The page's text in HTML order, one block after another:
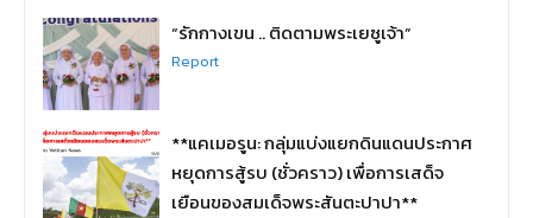
“รักกางเขน .. ติดตามพระเยซูเจ้า”
Report
**แคเมอรูน: กลุ่มแบ่งแยกดินแดนประกาศ
หยุดการสู้รบ (ชั่วคราว) เพื่อการเสด็จ
เยือนของสมเด็จพระสันตะปาปา**